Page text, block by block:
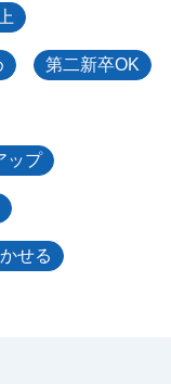
第二新卒OK
ップ
せる